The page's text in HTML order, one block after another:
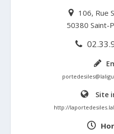
106, Rue
50380 Saint-
Site
http://